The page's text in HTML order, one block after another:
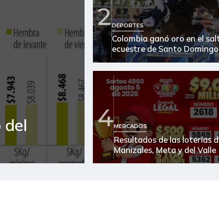
Arroz
Arroz blanco
Arroz blanco en bulto
Arroz de primera
Arroz excelso
Arroz paddy verde
Arveja amarilla seca
importada
del
2DEPORTES
Colombia ganó oro en el
ecuestre de Santo
4MERCADOS
Resultados de las loterías
Manizales, Meta y del Valle